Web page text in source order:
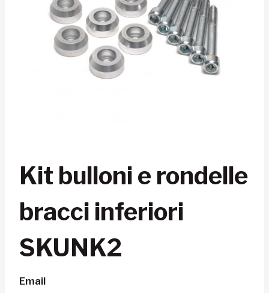
Kit bulloni e rondelle
bracci inferiori
SKUNK2
Email